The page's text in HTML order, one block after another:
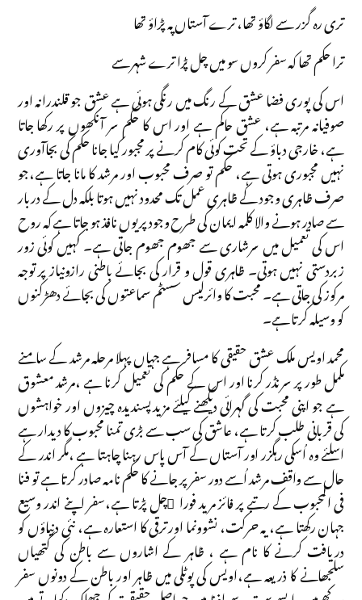
تری رہ گزر سے لگاؤ تھا، ترے آستاں پہ پڑاؤ تھا
ترا حکم تھا کہ سفر کروں سو میں چل پڑا ترے شہر سے
اس کی پوری فضا عشق کے رنگ میں رنگی ہوئی ہے عشق جو قلندرانہ اور
صوفیانہ مرتبہ ہے، عشق حاکم ہے اور اس کا حکم سر آنکھوں پر رکھا جاتا
ہے، خارجی دباؤ کے تحت کوئی کام کرنے پر مجبور کیا جانا حکم کی بجاآوری
نہیں مجبوری ہوتی ہے، حکم تو صرف محبوب اور مرشد کا مانا جاتا ہے،جو
صرف ظاہری وجود کے ظاہری عمل تک محدود نہیں ہوتا بلکہ دل کے دربار
سے صادر ہونے والا کلمہ ایمان کی طرح وجود پر یوں نافذ ہو جاتا ہے کہ روح
اس کی تعمیل میں سرشاری سے جھوم جھوم جاتی ہے۔ کہیں کوئی زور
زبردستی نہیں ہوتی۔ ظاہری قول و قرار کی بجائے باطنی رازونیاز پر توجہ
مرکوز کی جاتی ہے۔ محبت کا وائرلیس سسٹم سماعتوں کی بجائے دھڑکنوں
کو وسیلہ کرتا ہے۔
محمد اویس ملک عشق حقیقی کا مسافر ہے جہاں پہلا مرحلہ مرشد کے سامنے
مکمل طور پر سرنڈر کرنا اور اس کے حکم کی تعمیل کرنا ہے ،مرشد معشوق
ہے جو اپنی محبت کی گہرائی دیکھنے کیلئے مزیدپسندیدہ چیزوں اور خواہشوں
کی قربانی طلب کرتا ہے، عاشق کی سب سے بڑی تمنا محبوب کا دیدار ہے
اسلئے وہ اُسکی رہگزر اور آستاں کے آس پاس رہنا چاہتا ہے ،مگر اندر کے
حال سے واقف مرشد اُسے دور سفر پر جانے کا حکم نامہ صادر کرتا ہے تو فنا
فی المحبوب کے رتبے پر فائز مرید فورا ًچل پڑتا ہے،سفر اپنے اندر وسیع
جہان رکھتا ہے، یہ حرکت، نشوونما اورترقی کا استعارہ ہے، نئی دنیاؤں کو
دریافت کرنے کا نام ہے ، ظاہر کے اشاروں سے باطن کی گتھیاں
سلجھانے کا ذریعہ ہے،اویس کی پوٹلی میں ظاہر اور باطن کے دونوں سفر